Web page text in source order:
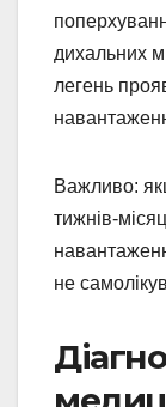
дихальних
легень
Важливо:
тижнів-
не